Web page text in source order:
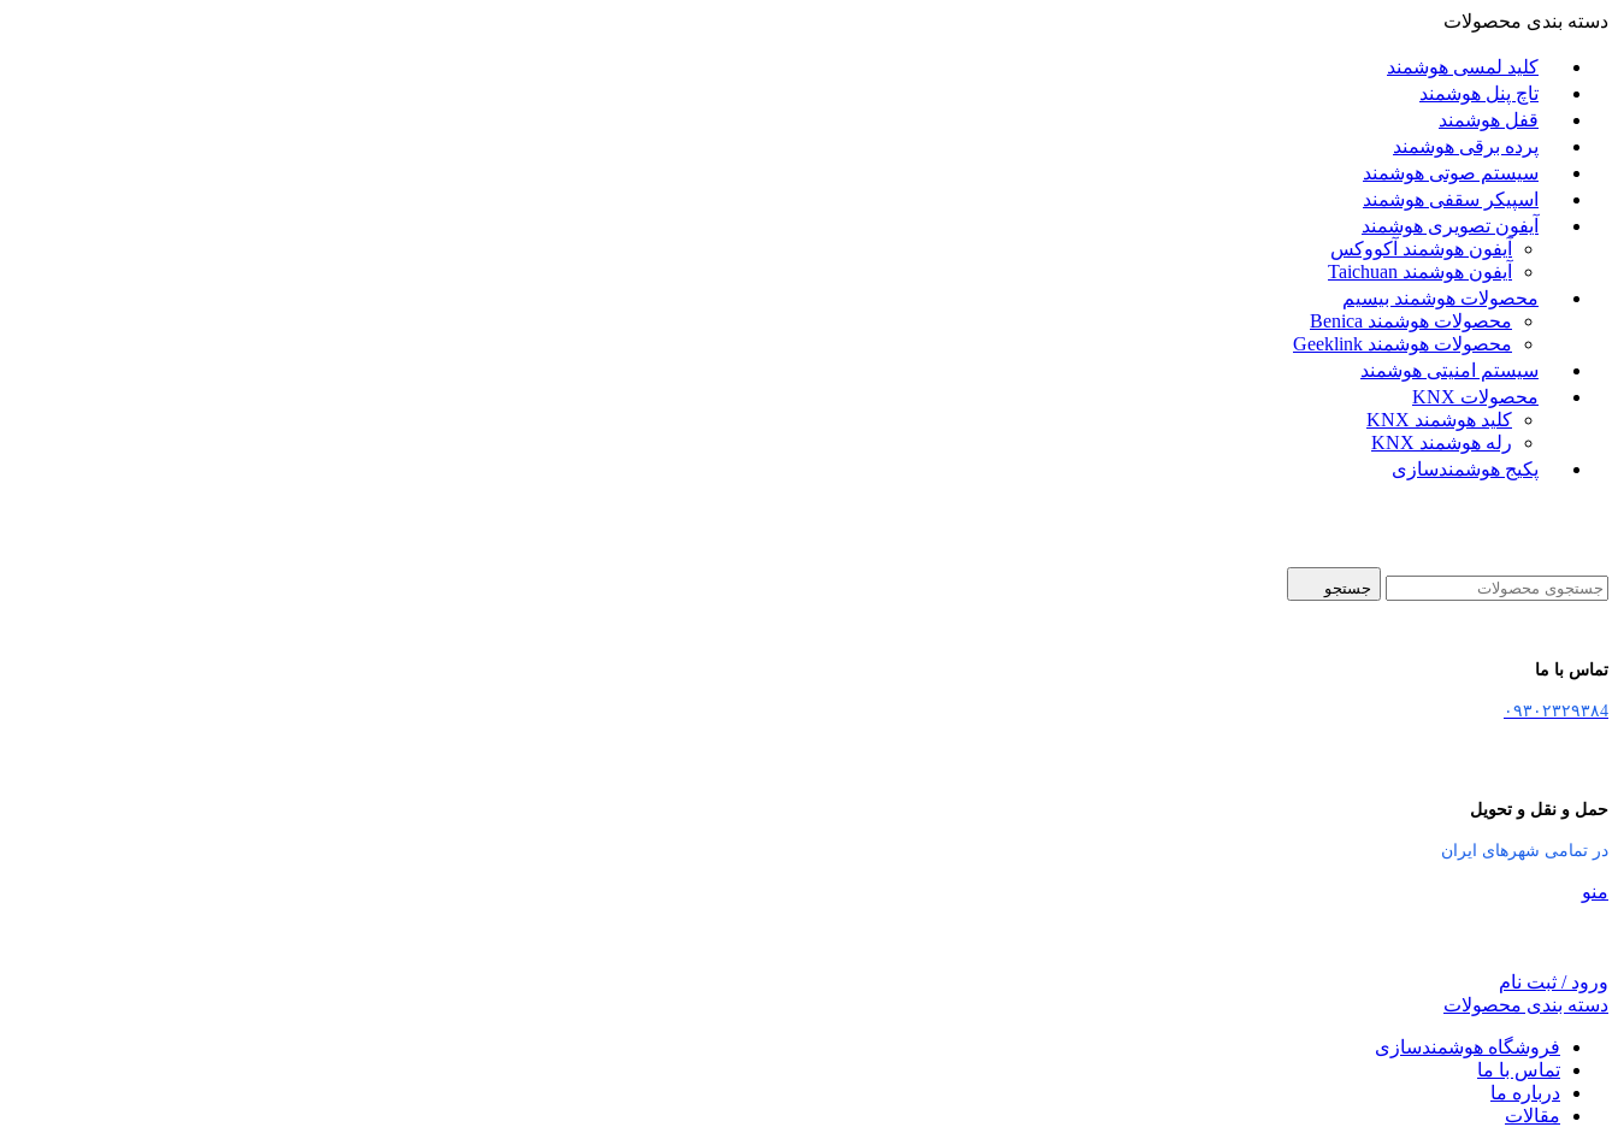
دسته بندی محصولات
کلید لمسی هوشمند
تاچ پنل هوشمند
قفل هوشمند
پرده برقی هوشمند
سیستم صوتی هوشمند
اسپیکر سقفی هوشمند
آیفون تصویری هوشمند
آيفون هوشمند آکووکس
آیفون هوشمند Taichuan
محصولات هوشمند بیسیم
محصولات هوشمند Benica
محصولات هوشمند Geeklink
سیستم امنیتی هوشمند
محصولات KNX
کلید هوشمند KNX
رله هوشمند KNX
پکیج هوشمندسازی
جستجو
تماس با ما
۰۹۳۰۲۳۲۹۳۸4
حمل و نقل و تحویل
در تمامی شهرهای ایران
منو
ورود / ثبت نام
دسته بندی محصولات
فروشگاه هوشمندسازی
تماس با ما
درباره ما
مقالات